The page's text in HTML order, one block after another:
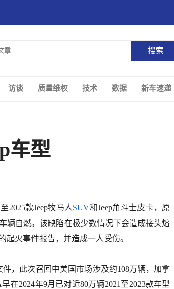
访谈 质量维权 技术 数据 新车速递
车型
2025款Jeep牧马人SUV和Jeep角斗士皮卡，原
辆自燃。该缺陷在极少数情况下会造成接头熔
火事件报告，并造成一人受伤。
，此次召回中美国市场涉及约108万辆，加拿
在2024年9月已对近80万辆2021至2023款车型